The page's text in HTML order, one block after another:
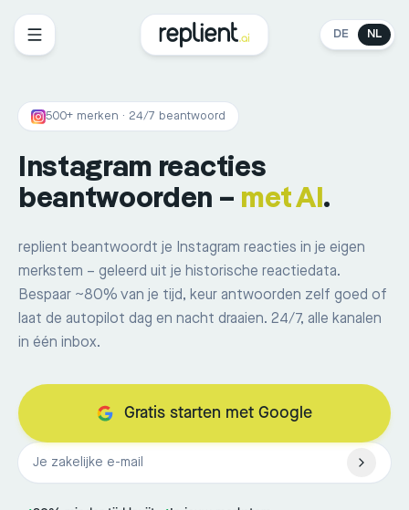
DE NL
500+ merken · 24/7 beantwoord
Instagram reacties
beantwoorden – met AI .
replient beantwoordt je Instagram reacties in je eigen
merkstem – geleerd uit je historische reactiedata.
Bespaar ~80% van je tijd, keur antwoorden zelf goed of
laat de autopilot dag en nacht draaien. 24/7, alle kanalen
in één inbox.
Gratis starten met Google